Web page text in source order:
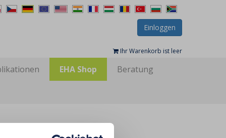
Einloggen
Ihr Warenkorb ist leer
EHA Shop Beratung